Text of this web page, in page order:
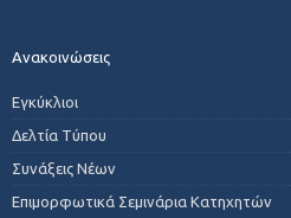
Ανακοινώσεις
Εγκύκλιοι
Δελτία Τύπου
Συνάξεις Νέων
Επιμορφωτικά Σεμινάρια Κατηχητών